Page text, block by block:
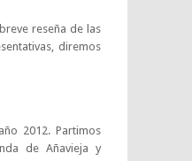
reseña de las
diremos
2012. Partimos
de Añavieja y